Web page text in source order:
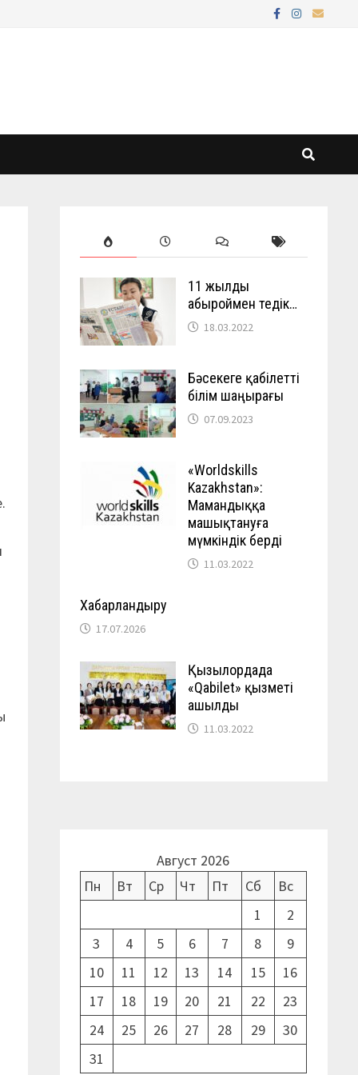
11 жылды
абыроймен өтедік…
18.03.2022
Бәсекеге қабілетті
білім шаңырағы
07.09.2023
«Worldskills
Kazakhstan»:
Мамандыққа
машықтануға
мүмкіндік берді
11.03.2022
Хабарландыру
17.07.2026
Қызылордада
«Qabilet» қызметі
ашылды
11.03.2022
Август 2026
Пн
Вт Ср Чт Пт Сб
Вс
1
2
3
4 5 6 7 8
9
10
11 12 13 14 15
16
17
18 19 20 21 22
23
24
25 26 27 28 29
30
31